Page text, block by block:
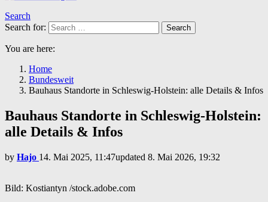
Search
Search for:
Search
You are here:
Home
Bundesweit
Bauhaus Standorte in Schleswig-Holstein: alle Details & Infos
Bauhaus Standorte in Schleswig-Holstein:
alle Details & Infos
by Hajo 14. Mai 2025, 11:47updated 8. Mai 2026, 19:32
Bild: Kostiantyn /stock.adobe.com